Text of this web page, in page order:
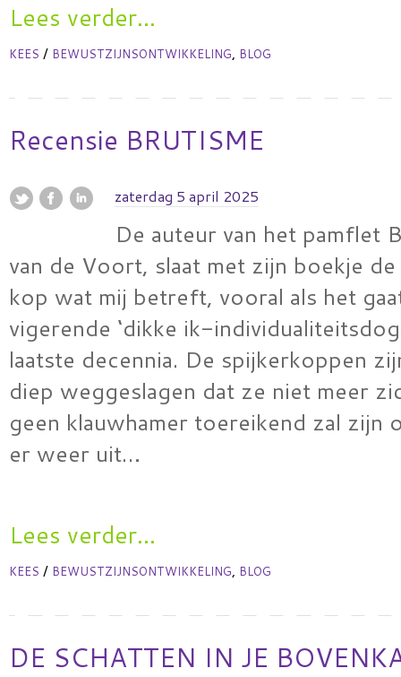
Lees verder...
KEES / BEWUSTZIJNSONTWIKKELING, BLOG
Recensie BRUTISME
zaterdag 5 april 2025
De auteur van het pamflet
van de Voort, slaat met zijn boekje
kop wat mij betreft, vooral als het
vigerende ‘dikke ik-
laatste decennia. De spijkerkoppen
diep weggeslagen dat ze niet meer
geen klauwhamer toereikend zal zijn
er weer uit…
Lees verder...
KEES / BEWUSTZIJNSONTWIKKELING, BLOG
DE SCHATTEN IN JE